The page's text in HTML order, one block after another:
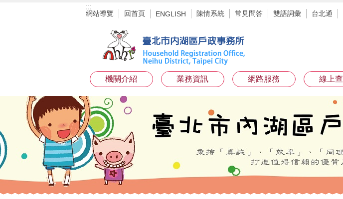
:::
網站導覽 回首頁 ENGLISH 陳情系統 常見問答 雙語詞彙 台北通
機關介紹 業務資訊 網路服務 線上